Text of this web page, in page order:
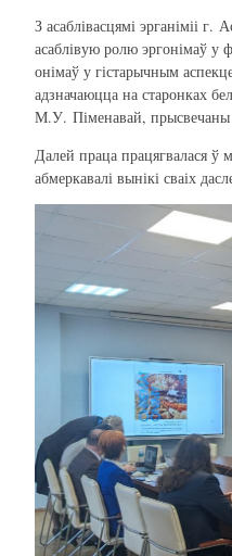
З асаблівасцямі эрганіміі
асаблівую ролю эргонімаў у
онімаў у гістарычным
адзначаюцца на старонках
М.У. Піменавай, прысвечаны
Далей праца працягвалася ў
абмеркавалі вынікі сваіх